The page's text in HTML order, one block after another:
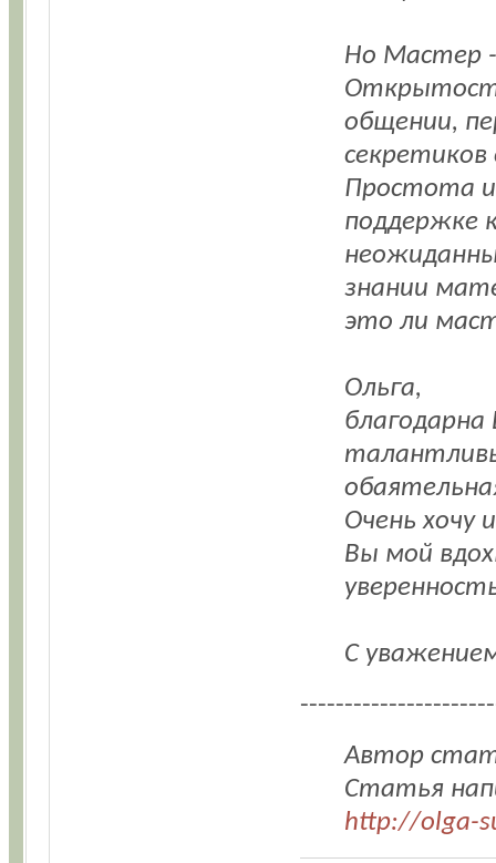
Но Мастер
общении,
Простота
поддержке
знании
это ли
Ольга,
Очень хочу
Вы мой
С
Автор
Статья
http://olga-